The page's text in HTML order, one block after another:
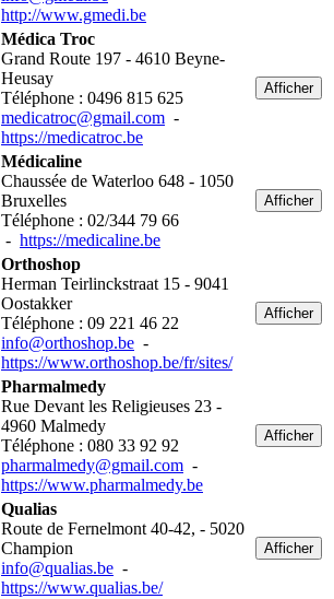
http://www.gmedi.be
Médica Troc
Grand Route 197 - 4610 Beyne-
Heusay
Téléphone : 0496 815 625
medicatroc@gmail.com -
https://medicatroc.be
Afficher
Médicaline
Chaussée de Waterloo 648 - 1050
Bruxelles
Téléphone : 02/344 79 66
- https://medicaline.be
Afficher
Orthoshop
Herman Teirlinckstraat 15 - 9041
Oostakker
Téléphone : 09 221 46 22
info@orthoshop.be -
https://www.orthoshop.be/fr/sites/
Afficher
Pharmalmedy
Rue Devant les Religieuses 23 -
4960 Malmedy
Téléphone : 080 33 92 92
pharmalmedy@gmail.com -
https://www.pharmalmedy.be
Afficher
Qualias
Route de Fernelmont 40-42, - 5020
Champion
info@qualias.be -
https://www.qualias.be/
Afficher